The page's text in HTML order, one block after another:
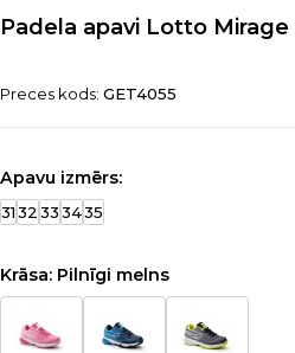
Padela apavi Lotto Mirage
Preces kods: GET4055
Apavu izmērs:
3132333435
Krāsa: Pilnīgi melns